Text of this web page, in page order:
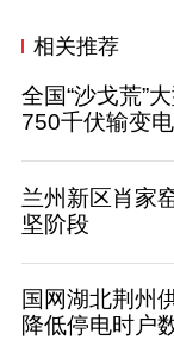
相关推荐
全国“沙戈荒”
750千伏输变
兰州新区肖家
坚阶段
国网湖北荆州
降低停电时户